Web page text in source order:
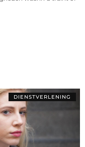
DIENSTVERLENING